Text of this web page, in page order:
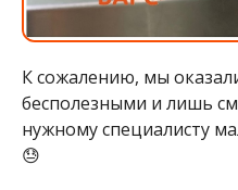
К сожалению, мы
бесполезными и лишь
нужному специалисту
😓